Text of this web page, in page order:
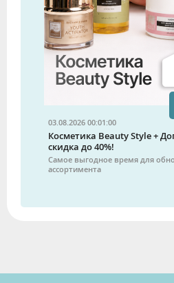
03.08.2026 00:01:00
Косметика Beauty Style +
скидка до 40%!
Самое выгодное время для
ассортимента